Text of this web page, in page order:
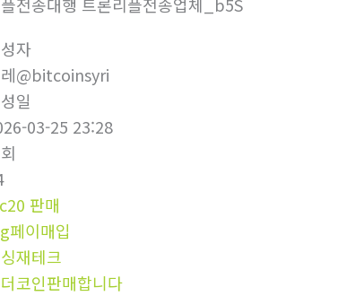
자
@bitcoinsyri
일
03-25 23:28
판매
페이매입
재테크
코인판매합니다